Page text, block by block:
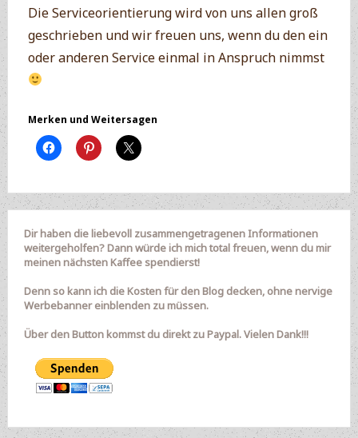
Die Serviceorientierung wird von uns allen groß
geschrieben und wir freuen uns, wenn du den ein
oder anderen Service einmal in Anspruch nimmst
Merken und Weitersagen
Dir haben die liebevoll zusammengetragenen Informationen
weitergeholfen? Dann würde ich mich total freuen, wenn du mir
meinen nächsten Kaffee spendierst!
Denn so kann ich die Kosten für den Blog decken, ohne nervige
Werbebanner einblenden zu müssen.
Über den Button kommst du direkt zu Paypal. Vielen Dank!!!